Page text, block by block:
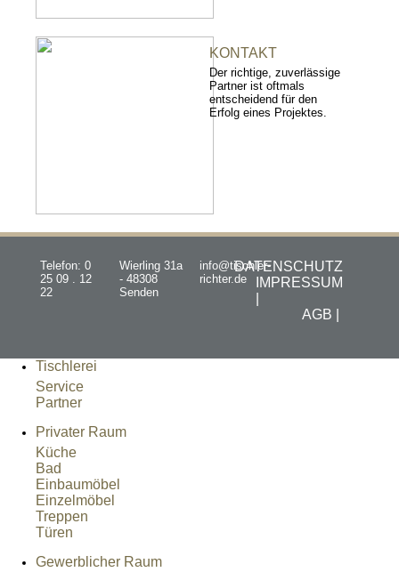
KONTAKT
Der richtige, zuverlässige
Partner ist oftmals
entscheidend für den
Erfolg eines Projektes.
Telefon: 0
25 09 . 12
22
Wierling 31a
- 48308
Senden
info@tischler-
richter.de
DATENSCHUTZ
IMPRESSUM
AGB |
Tischlerei
Service
Partner
Privater Raum
Küche
Bad
Einbaumöbel
Einzelmöbel
Treppen
Türen
Gewerblicher Raum